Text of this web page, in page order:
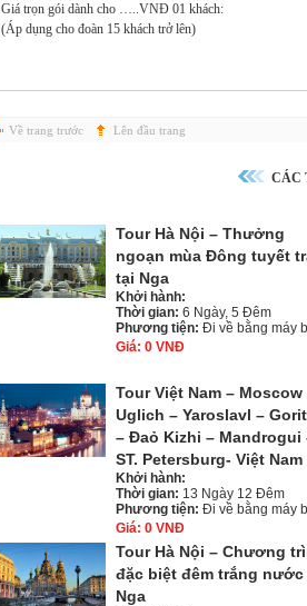
Giá trọn gói dành cho …..VNĐ 01 khách:
(Áp dụng cho đoàn 15 khách trở lên)
Về trang trước Lên đầu trang
CÁC
Tour Hà Nội – Thưởng
ngoạn mùa Đông tuyết
tại Nga
Khởi hành:
Thời gian: 6 Ngày, 5 Đêm
Phương tiện: Đi về bằng máy
Giá: 0 VNĐ
Tour Việt Nam – Moscow
Uglich – Yaroslavl –
– Đaỏ Kizhi – Mandrogui
ST. Petersburg- Việt Nam
Khởi hành:
Thời gian: 13 Ngày 12 Đêm
Phương tiện: Đi về bằng máy
Giá: 0 VNĐ
Tour Hà Nội – Chương
đặc biệt đêm trắng nước
Nga